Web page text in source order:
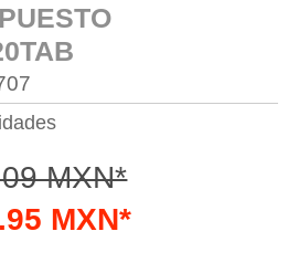
MXN*
MXN*